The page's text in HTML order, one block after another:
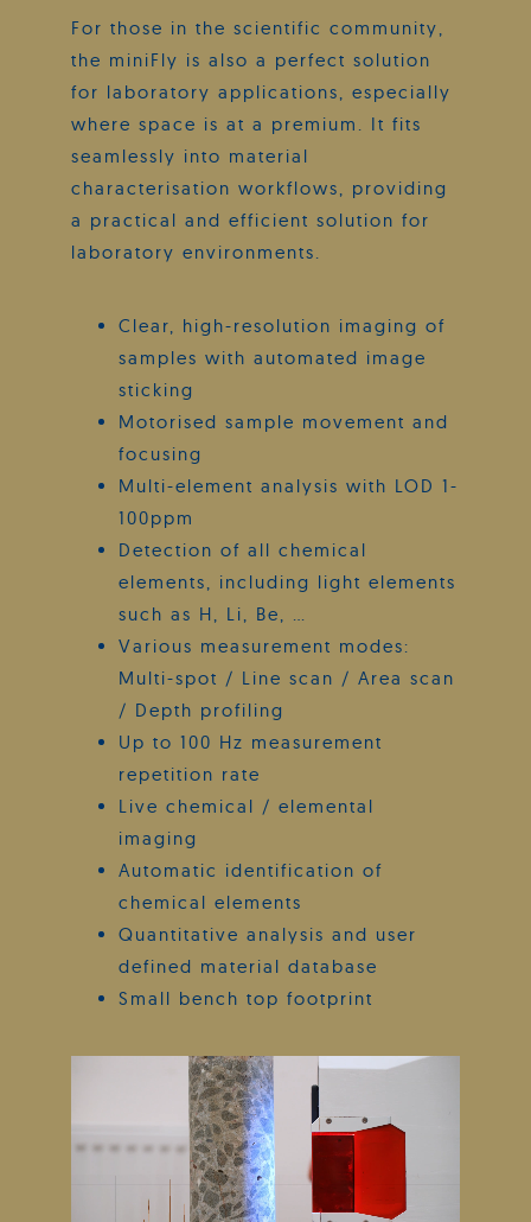
For those in the scientific community,
the miniFly is also a perfect solution
for laboratory applications, especially
where space is at a premium. It fits
seamlessly into material
characterisation workflows, providing
a practical and efficient solution for
laboratory environments.
Clear, high-resolution imaging of
samples with automated image
sticking
Motorised sample movement and
focusing
Multi-element analysis with LOD 1-
100ppm
Detection of all chemical
elements, including light elements
such as H, Li, Be, …
Various measurement modes:
Multi-spot / Line scan / Area scan
/ Depth profiling
Up to 100 Hz measurement
repetition rate
Live chemical / elemental
imaging
Automatic identification of
chemical elements
Quantitative analysis and user
defined material database
Small bench top footprint